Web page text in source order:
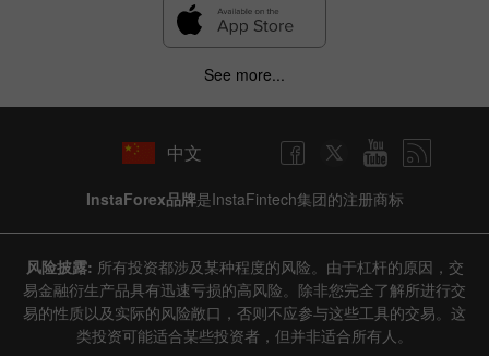
See more...
中文
InstaForex品牌是InstaFintech集团的注册商标
风险披露: 所有投资都涉及某种程度的风险。由于杠杆的原因，交
易金融衍生产品具有迅速亏损的高风险。除非您完全了解所进行交
易的性质以及实际的风险敞口，否则不应参与这些工具的交易。这
类投资可能适合某些投资者，但并非适合所有人。